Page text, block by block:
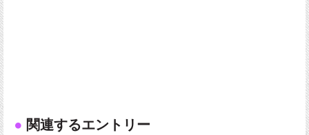
関連するエントリー